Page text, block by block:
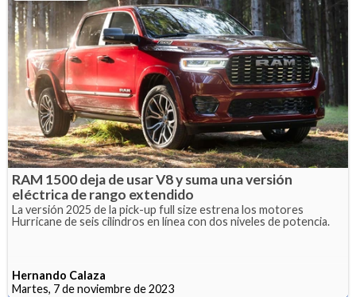
RAM 1500 deja de usar V8 y suma una versión
eléctrica de rango extendido
La versión 2025 de la pick-up full size estrena los motores
Hurricane de seis cilindros en línea con dos niveles de potencia.
Hernando Calaza
Martes, 7 de noviembre de 2023